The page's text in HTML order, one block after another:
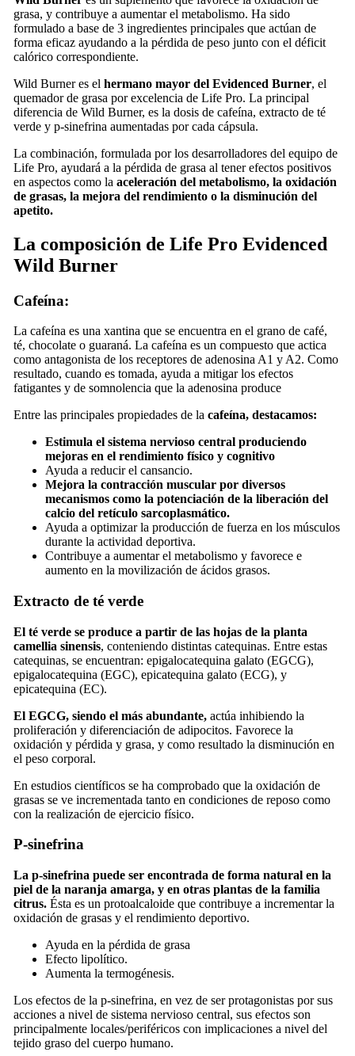
grasa, y contribuye a aumentar el metabolismo. Ha sido
formulado a base de 3 ingredientes principales que actúan de
forma eficaz ayudando a la pérdida de peso junto con el déficit
calórico correspondiente.
Wild Burner es el hermano mayor del Evidenced Burner, el
quemador de grasa por excelencia de Life Pro. La principal
diferencia de Wild Burner, es la dosis de cafeína, extracto de té
verde y p-sinefrina aumentadas por cada cápsula.
La combinación, formulada por los desarrolladores del equipo de
Life Pro, ayudará a la pérdida de grasa al tener efectos positivos
en aspectos como la aceleración del metabolismo, la oxidación
de grasas, la mejora del rendimiento o la disminución del
apetito.
La composición de Life Pro Evidenced
Wild Burner
Cafeína:
La cafeína es una xantina que se encuentra en el grano de café,
té, chocolate o guaraná. La cafeína es un compuesto que actica
como antagonista de los receptores de adenosina A1 y A2. Como
resultado, cuando es tomada, ayuda a mitigar los efectos
fatigantes y de somnolencia que la adenosina produce
Entre las principales propiedades de la cafeína, destacamos:
Estimula el sistema nervioso central produciendo
mejoras en el rendimiento físico y cognitivo
Ayuda a reducir el cansancio.
Mejora la contracción muscular por diversos
mecanismos como la potenciación de la liberación del
calcio del retículo sarcoplasmático.
Ayuda a optimizar la producción de fuerza en los músculos
durante la actividad deportiva.
Contribuye a aumentar el metabolismo y favorece e
aumento en la movilización de ácidos grasos.
Extracto de té verde
El té verde se produce a partir de las hojas de la planta
camellia sinensis, conteniendo distintas catequinas. Entre estas
catequinas, se encuentran: epigalocatequina galato (EGCG),
epigalocatequina (EGC), epicatequina galato (ECG), y
epicatequina (EC).
El EGCG, siendo el más abundante, actúa inhibiendo la
proliferación y diferenciación de adipocitos. Favorece la
oxidación y pérdida y grasa, y como resultado la disminución en
el peso corporal.
En estudios científicos se ha comprobado que la oxidación de
grasas se ve incrementada tanto en condiciones de reposo como
con la realización de ejercicio físico.
P-sinefrina
La p-sinefrina puede ser encontrada de forma natural en la
piel de la naranja amarga, y en otras plantas de la familia
citrus.Ésta es un protoalcaloide que contribuye a incrementar la
oxidación de grasas y el rendimiento deportivo.
Ayuda en la pérdida de grasa
Efecto lipolítico.
Aumenta la termogénesis.
Los efectos de la p-sinefrina, en vez de ser protagonistas por sus
acciones a nivel de sistema nervioso central, sus efectos son
principalmente locales/periféricos con implicaciones a nivel del
tejido graso del cuerpo humano.